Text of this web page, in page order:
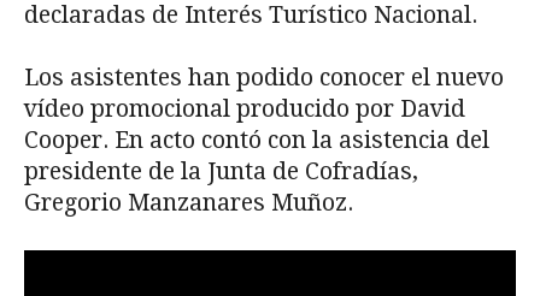
declaradas de Interés Turístico Nacional.
Los asistentes han podido conocer el nuevo
vídeo promocional producido por David
Cooper. En acto contó con la asistencia del
presidente de la Junta de Cofradías,
Gregorio Manzanares Muñoz.